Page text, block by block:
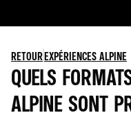
RETOUREXPÉRIENCES ALPINE
QUELS
ALPINE SONT